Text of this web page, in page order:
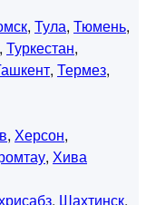
, Тула, Тюмень,
, Туркестан,
, Термез,
, Херсон,
, Хива
, Шахтинск,